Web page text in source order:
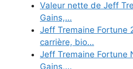
Valeur nette de Jeff
Gains,…
Jeff Tremaine Fortune
carrière, bio…
Jeff Tremaine Fortune
Gains,…